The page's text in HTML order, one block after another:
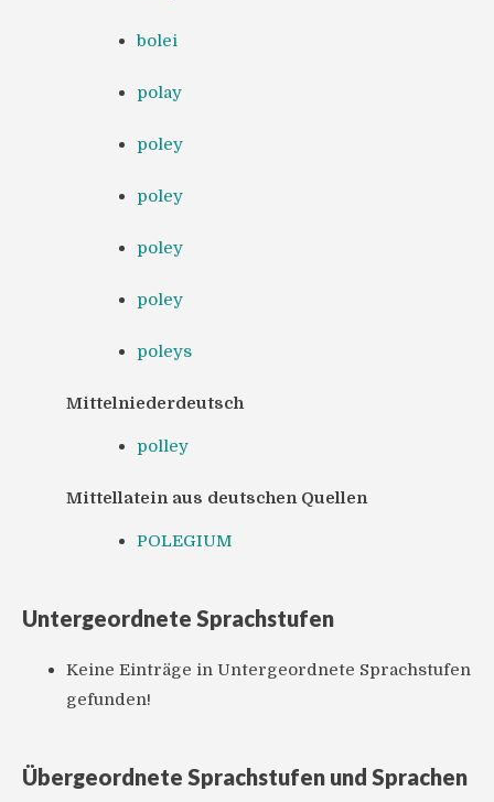
bolei
polay
poley
poley
poley
poley
poleys
Mittelniederdeutsch
polley
Mittellatein aus deutschen Quellen
POLEGIUM
Untergeordnete Sprachstufen
Keine Einträge in Untergeordnete Sprachstufen
gefunden!
Übergeordnete Sprachstufen und Sprachen